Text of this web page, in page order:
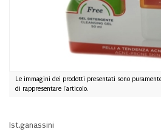
Le immagini dei prodotti presentati sono
di rappresentare l'articolo.
Ist.ganassini